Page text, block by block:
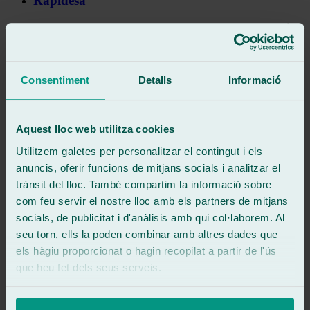
Consentiment Detalls Informació
Aquest lloc web utilitza cookies
Utilitzem galetes per personalitzar el contingut i els
anuncis, oferir funcions de mitjans socials i analitzar el
trànsit del lloc. També compartim la informació sobre
com feu servir el nostre lloc amb els partners de mitjans
socials, de publicitat i d'anàlisis amb qui col·laborem. Al
seu torn, ells la poden combinar amb altres dades que
els hàgiu proporcionat o hagin recopilat a partir de l'ús
que heu fet dels seus serveis.
Tant a domicili com al taller mateix, concretem la reparació o
substitució tan aviat com sigui possible. I això sense perdre la
Raons per les quals acudir als tallers de
Ralarsa
Sempre amb Ralarsa!
Si planegeu un viatge per carretera, ja sigui per vacances o per temes
pràctics, és aconsellable que reviseu l’estat del vostre cotxe per tal
d’evitar algun tipus de contratemps. Des del canvi de rodes fins a
l’estat dels líquids passant per la
reparació de vidre cotxe
, un bon
estat general del teu cotxe alleujarà qualsevol preocupació que pugui
sorgir a mig camí cap al teu destí. A més, des de Ralarsa comptem
amb tots els paràmetres per lliurar un servei integral. Pot ser un
tractament antipluja per mimar el teu cotxe o recomanacions per
contribuir a tenir cura del medi ambient, des dels nostres tallers
estem al servei del que el client requereixi.
Consells i recomanacions per a un viatge